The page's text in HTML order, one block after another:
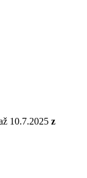
10.7.2025 z